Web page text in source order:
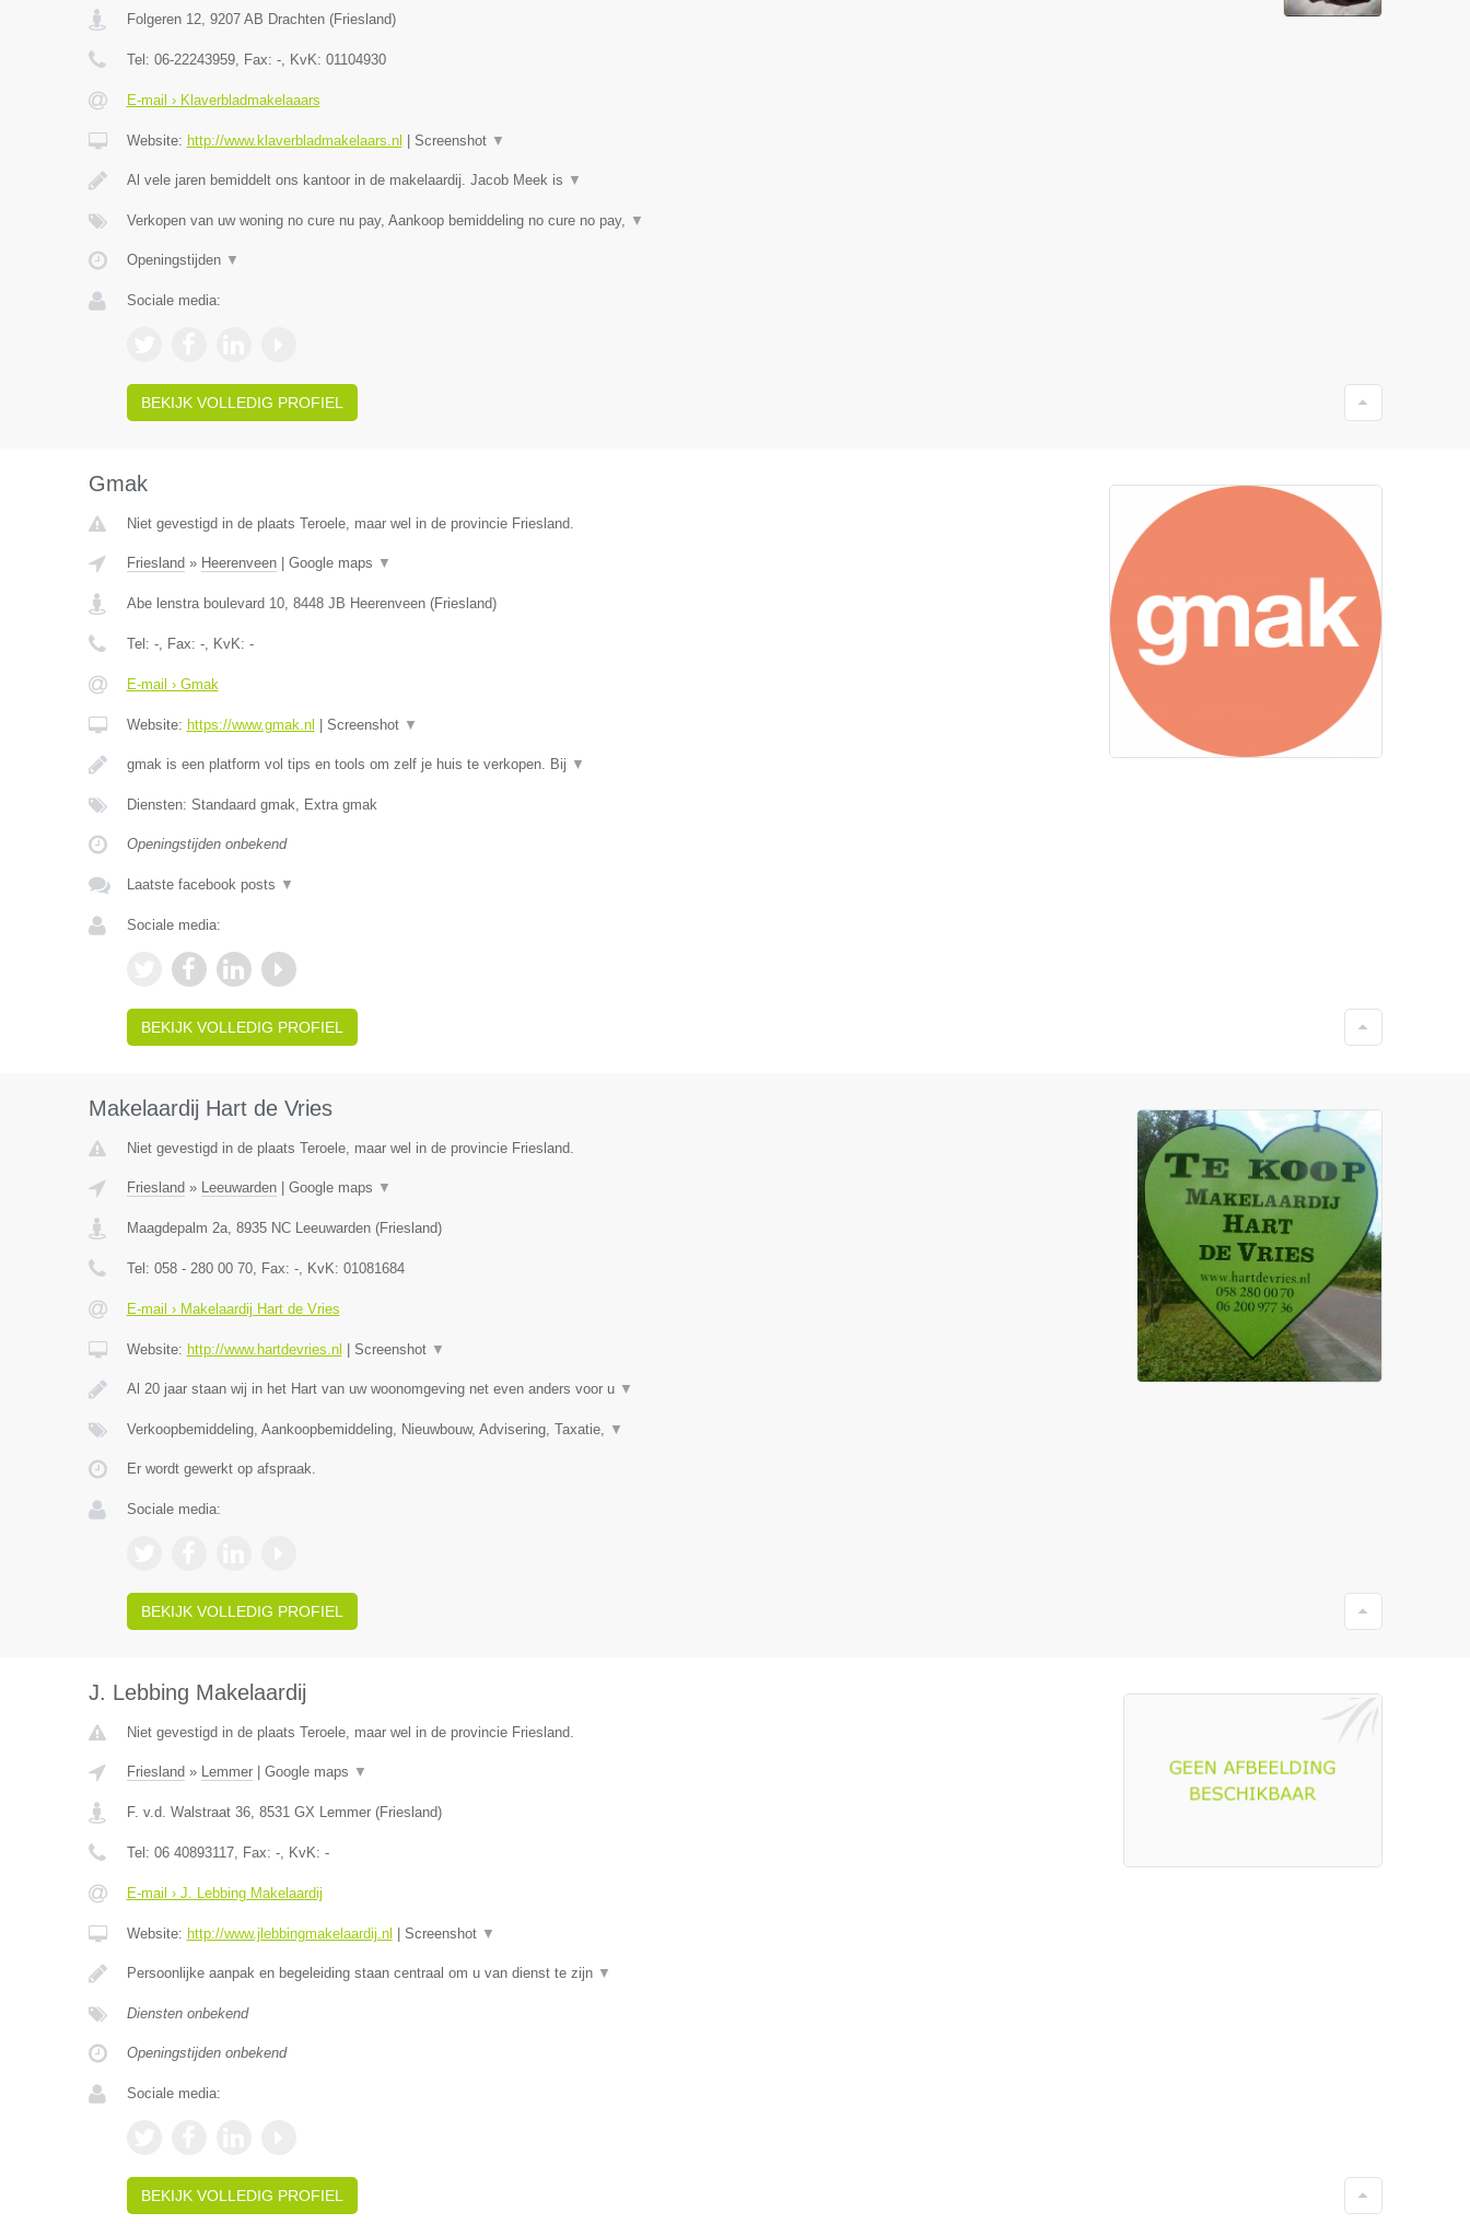
Folgeren 12, 9207 AB Drachten(Friesland)
Tel: 06-22243959, Fax: -, KvK: 01104930
E-mail › Klaverbladmakelaaars
Website: http://www.klaverbladmakelaars.nl Screenshot ▼
Al vele jaren bemiddelt ons kantoor in de makelaardij. Jacob Meek is ▼
Verkopen van uw woning no cure nu pay, Aankoop bemiddeling no cure no pay, ▼
Openingstijden ▼
Sociale media:
BEKIJK VOLLEDIG PROFIEL
Gmak
Niet gevestigd in de plaats Teroele, maar wel in de provincie Friesland.
Friesland » Heerenveen| Google maps ▼
Abe lenstra boulevard 10, 8448 JB Heerenveen(Friesland)
Tel: -, Fax: -, KvK: -
E-mail › Gmak
Website: https://www.gmak.nl Screenshot ▼
gmak is een platform vol tips en tools om zelf je huis te verkopen. Bij ▼
Diensten: Standaard gmak, Extra gmak
Openingstijden onbekend
Laatste facebook posts ▼
Sociale media:
BEKIJK VOLLEDIG PROFIEL
Makelaardij Hart de Vries
Niet gevestigd in de plaats Teroele, maar wel in de provincie Friesland.
Friesland » Leeuwarden| Google maps ▼
Maagdepalm 2a, 8935 NC Leeuwarden(Friesland)
Tel: 058 - 280 00 70, Fax: -, KvK: 01081684
E-mail › Makelaardij Hart de Vries
Website: http://www.hartdevries.nl Screenshot ▼
Al 20 jaar staan wij in het Hart van uw woonomgeving net even anders voor u ▼
Verkoopbemiddeling, Aankoopbemiddeling, Nieuwbouw, Advisering, Taxatie, ▼
Er wordt gewerkt op afspraak.
Sociale media:
BEKIJK VOLLEDIG PROFIEL
J. Lebbing Makelaardij
Niet gevestigd in de plaats Teroele, maar wel in de provincie Friesland.
Friesland » Lemmer| Google maps ▼
F. v.d. Walstraat 36, 8531 GX Lemmer(Friesland)
Tel: 06 40893117, Fax: -, KvK: -
E-mail › J. Lebbing Makelaardij
Website: http://www.jlebbingmakelaardij.nl Screenshot ▼
Persoonlijke aanpak en begeleiding staan centraal om u van dienst te zijn ▼
Diensten onbekend
Openingstijden onbekend
Sociale media:
BEKIJK VOLLEDIG PROFIEL